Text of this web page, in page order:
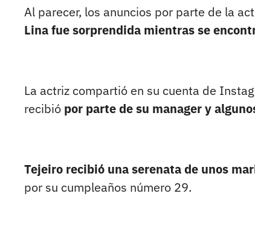
Al parecer, los anuncios por parte de la
Lina fue sorprendida mientras se
La actriz compartió en su cuenta de
recibió por parte de su manager y
Tejeiro recibió una serenata de unos
por su cumpleaños número 29.